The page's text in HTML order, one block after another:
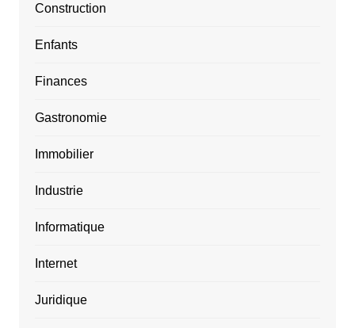
Construction
Enfants
Finances
Gastronomie
Immobilier
Industrie
Informatique
Internet
Juridique